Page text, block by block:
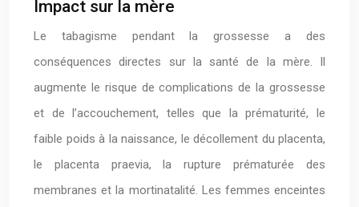
Impact sur la mère
Le tabagisme pendant la grossesse a des
conséquences directes sur la santé de la mère. Il
augmente le risque de complications de la grossesse
et de l’accouchement, telles que la prématurité, le
faible poids à la naissance, le décollement du placenta,
le placenta praevia, la rupture prématurée des
membranes et la mortinatalité. Les femmes enceintes